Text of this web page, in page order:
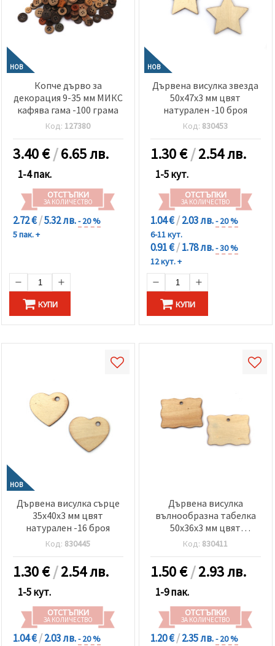
НОВ
Копче дърво за
декорация 9-35 мм МИКС
кафява гама -100 грама
Код: 127380
3.40€/6.65 лв.
1-4 пак.
ОТСТЪПКИ
ЗА КОЛИЧЕСТВО
2.72 €/5.32 лв.- 20 %
5 пак. +
КУПИ
НОВ
Дървена висулка звезда
50x47x3 мм цвят
натурален -10 броя
Код: 830453
1.30€/2.54 лв.
1-5 кут.
ОТСТЪПКИ
ЗА КОЛИЧЕСТВО
1.04 €/2.03 лв.- 20 %
6-11 кут.
0.91 €/1.78 лв.- 30 %
12 кут. +
КУПИ
НОВ
Дървена висулка сърце
35x40x3 мм цвят
натурален -16 броя
Код: 830445
1.30€/2.54 лв.
1-5 кут.
ОТСТЪПКИ
ЗА КОЛИЧЕСТВО
1.04 €/2.03 лв.- 20 %
Дървена висулка
вълнообразна табелка
50x36x3 мм цвят
натурален -8 броя
Код: 830411
1.50€/2.93 лв.
1-9 пак.
ОТСТЪПКИ
ЗА КОЛИЧЕСТВО
1.20 €/2.35 лв.- 20 %